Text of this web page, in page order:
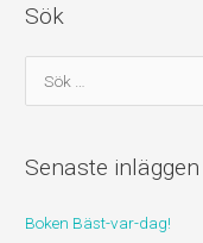
Sök
ö
e
t
Senaste inläggen
Boken Bäst-var-dag!